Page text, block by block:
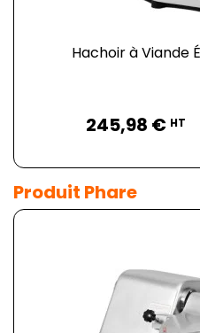
Hachoir à Viande
245,98 € HT
Produit Phare